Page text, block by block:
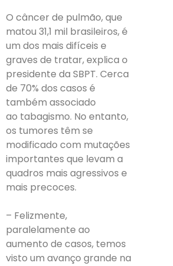
O câncer de pulmão, que
matou 31,1 mil brasileiros, é
um dos mais difíceis e
graves de tratar, explica o
presidente da SBPT. Cerca
de 70% dos casos é
também associado
ao tabagismo. No entanto,
os tumores têm se
modificado com mutações
importantes que levam a
quadros mais agressivos e
mais precoces.
– Felizmente,
paralelamente ao
aumento de casos, temos
visto um avanço grande na